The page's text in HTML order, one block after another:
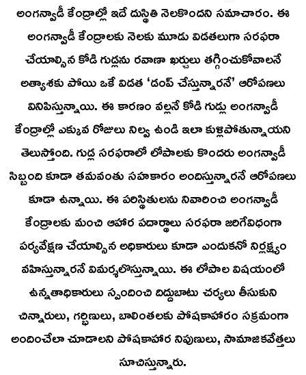
అంగన్వాడీ కేంద్రాల్లో ఇదే దుస్థితి నెలకొందని సమాచారం. ఈ
అంగన్వాడీ కేంద్రాలకు నెలకు మూడు విడతలుగా సరఫరా
చేయాల్సిన కోడి గుడ్లను రవాణా ఖర్చులు తగ్గించుకోవాలనే
అత్యాశకు పోయి ఒకే విడత ‘డంప్ చేస్తున్నారనే’ ఆరోపణలు
వినిపిస్తున్నాయి. ఈ కారణం వల్లనే కోడి గుడ్లు అంగన్వాడీ
కేంద్రాల్లో ఎక్కువ రోజులు నిల్వ ఉండి ఇలా కుళ్లిపోతున్నాయని
తెలుస్తోంది. గుడ్ల సరఫరాలో లోపాలకు కొందరు అంగన్వాడీ
సిబ్బంది కూడా తమవంతు సహకారం అందిస్తున్నారనే ఆరోపణలు
కూడా ఉన్నాయి. ఈ పరిస్థితులను నివారించి అంగన్వాడీ
కేంద్రాలకు మంచి ఆహార పదార్థాలు సరఫరా జరిగేవిధంగా
పర్యవేక్షణ చేయాల్సిన అధికారులు కూడా ఎందుకనో నిర్లక్ష్యం
వహిస్తున్నారనే విమర్శలొస్తున్నాయి. ఈ లోపాల విషయంలో
ఉన్నతాధికారులు స్పందించి దిద్దుబాటు చర్యలు తీసుకుని
చిన్నారులు, గర్భిణులు, బాలింతలకు పోషకాహారం సక్రమంగా
అందించేలా చూడాలని పోషకాహార నిపుణులు, సామాజికవేత్తలు
సూచిస్తున్నారు.